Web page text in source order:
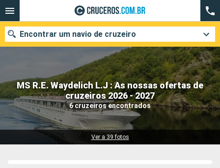
MS R.E. Waydelich L.J : As nossas ofertas de
cruzeiros 2026 - 2027
6 cruzeiros encontrados
Ver a 39 fotos
Encontrar um navio de cruzeiro
Quando ir?
Data de partida